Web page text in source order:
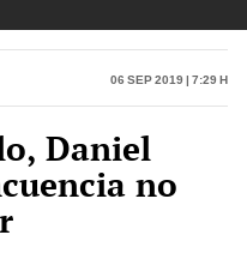
| Sin Guion con
María Palacios
06 Sep 2019 | 7:29 h
Daniel
no